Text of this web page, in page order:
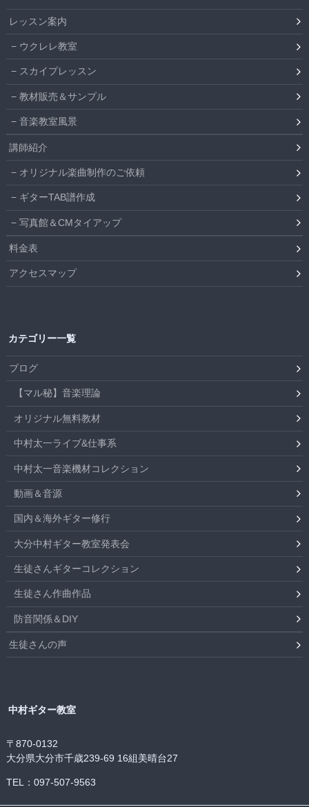
レッスン案内
ウクレレ教室
スカイプレッスン
教材販売＆サンプル
音楽教室風景
講師紹介
オリジナル楽曲制作のご依頼
ギターTAB譜作成
写真館＆CMタイアップ
料金表
アクセスマップ
カテゴリー一覧
ブログ
【マル秘】音楽理論
オリジナル無料教材
中村太一ライブ&仕事系
中村太一音楽機材コレクション
動画＆音源
国内＆海外ギター修行
大分中村ギター教室発表会
生徒さんギターコレクション
生徒さん作曲作品
防音関係＆DIY
生徒さんの声
中村ギター教室
〒870-0132
大分県大分市千歳239-69 16組美晴台27
TEL：097-507-9563